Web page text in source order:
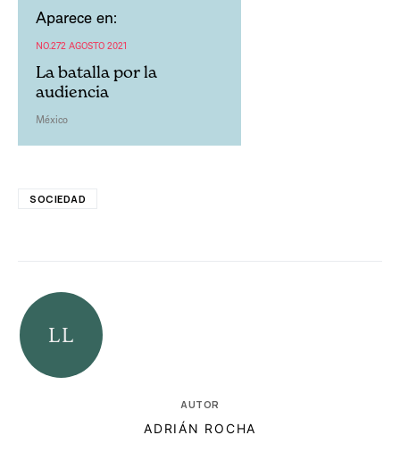
Aparece en:
NO.272 AGOSTO 2021
La batalla por la
audiencia
México
SOCIEDAD
AUTOR
ADRIÁN ROCHA